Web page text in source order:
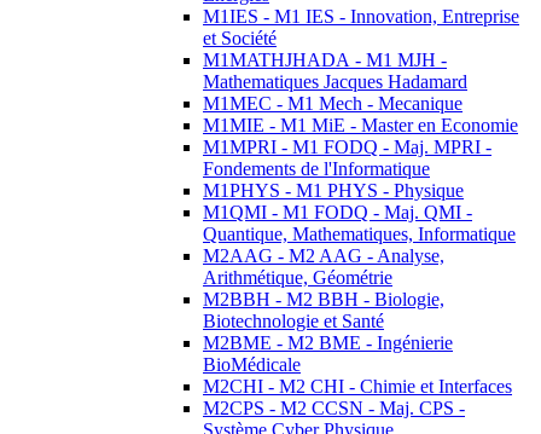
M1IES - M1 IES - Innovation, Entreprise
et Société
M1MATHJHADA - M1 MJH -
Mathematiques Jacques Hadamard
M1MEC - M1 Mech - Mecanique
M1MIE - M1 MiE - Master en Economie
M1MPRI - M1 FODQ - Maj. MPRI -
Fondements de l'Informatique
M1PHYS - M1 PHYS - Physique
M1QMI - M1 FODQ - Maj. QMI -
Quantique, Mathematiques, Informatique
M2AAG - M2 AAG - Analyse,
Arithmétique, Géométrie
M2BBH - M2 BBH - Biologie,
Biotechnologie et Santé
M2BME - M2 BME - Ingénierie
BioMédicale
M2CHI - M2 CHI - Chimie et Interfaces
M2CPS - M2 CCSN - Maj. CPS -
Système Cyber Physique